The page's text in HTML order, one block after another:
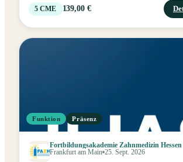
Behandlungsstuhl.
5 CME 139,00 €
Funktion Präsenz
Fortbildungsakademie Zahnmedizin Hessen
Frankfurt am Main 25. Sept. 2026